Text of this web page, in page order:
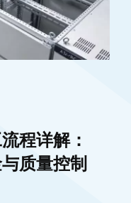
程详解：
质量控制